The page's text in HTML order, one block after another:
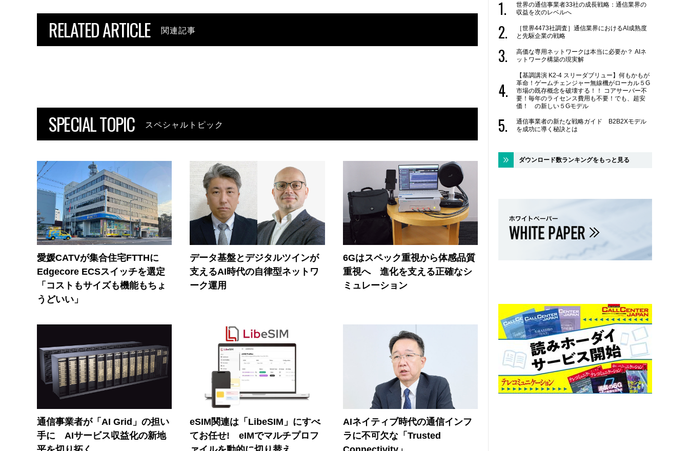
RELATED ARTICLE 関連記事
SPECIAL TOPIC スペシャルトピック
愛媛CATVが集合住宅FTTHに
Edgecore ECSスイッチを選定
「コストもサイズも機能もちょ
うどいい」
データ基盤とデジタルツインが
支えるAI時代の自律型ネットワ
ーク運用
6Gはスペック重視から体感品質
重視へ 進化を支える正確なシ
ミュレーション
通信事業者が「AI Grid」の担い
手に AIサービス収益化の新地
eSIM関連は「LibeSIM」にすべ
てお任せ! eIMでマルチプロフ
AIネイティブ時代の通信インフ
ラに不可欠な「Trusted
世界の通信事業者33社の成長戦略：通信業界の
収益を次のレベルへ
［世界4473社調査］通信業界におけるAI成熟度
と先駆企業の戦略
高価な専用ネットワークは本当に必要か？ AIネ
ットワーク構築の現実解
【基調講演 K2-4 スリーダブリュー】何もかもが
革命！ゲームチェンジャー無線機がローカル５G
市場の既存概念を破壊する！！ コアサーバー不
要！毎年のライセンス費用も不要！でも、超安
価！ の新しい５Gモデル
通信事業者の新たな戦略ガイド B2B2Xモデル
を成功に導く秘訣とは
ダウンロード数ランキングをもっと見る